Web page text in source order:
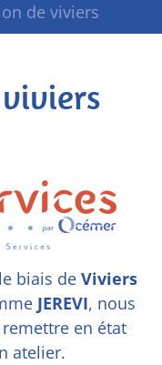
de viviers
biais de Viviers
JEREVI, nous
en état
atelier.